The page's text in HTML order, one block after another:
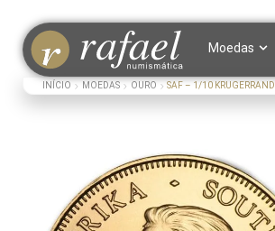
Moedas
INÍCIO MOEDAS OURO SAF – 1/10 KRUGERRAND